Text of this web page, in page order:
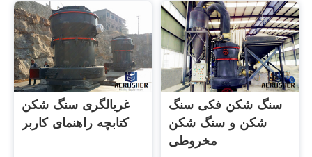
غربالگری سنگ شکن
کتابچه راهنمای کاربر
سنگ شکن فکی سنگ
شکن و سنگ شکن
مخروطی